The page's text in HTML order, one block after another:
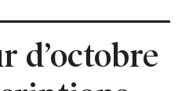
d’octobre